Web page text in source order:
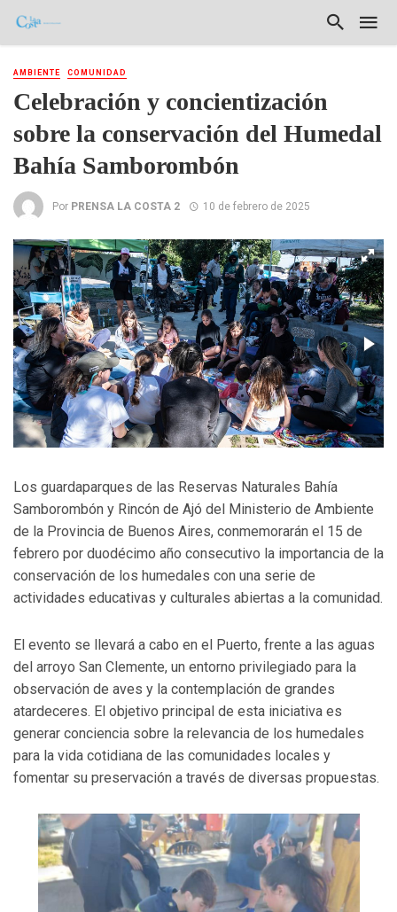
AMBIENTE COMUNIDAD
Celebración y concientización
sobre la conservación del Humedal
Bahía Samborombón
Por PRENSA LA COSTA 2 10 de febrero de 2025
Los guardaparques de las Reservas Naturales Bahía
Samborombón y Rincón de Ajó del Ministerio de Ambiente
de la Provincia de Buenos Aires, conmemorarán el 15 de
febrero por duodécimo año consecutivo la importancia de la
conservación de los humedales con una serie de
actividades educativas y culturales abiertas a la comunidad.
El evento se llevará a cabo en el Puerto, frente a las aguas
del arroyo San Clemente, un entorno privilegiado para la
observación de aves y la contemplación de grandes
atardeceres. El objetivo principal de esta iniciativa es
generar conciencia sobre la relevancia de los humedales
para la vida cotidiana de las comunidades locales y
fomentar su preservación a través de diversas propuestas.